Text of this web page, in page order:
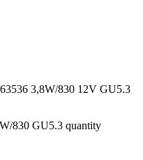
3,8W/830 12V GU5.3
830 GU5.3 quantity